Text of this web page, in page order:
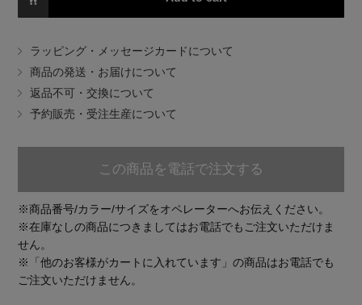
チャーム・ストラップ
EDITOR'S CLOSET
メルマガ PICKUP
PERSONAL COLOR
エディター厳選ギフト
ラッピング・メッセージカードについて
商品の発送・お届けについて
返品不可・交換について
予約販売・受注生産について
この商品を電話で注文する
※商品番号/カラー/サイズをオペレーターへお伝えください。
※在庫なしの商品につきましてはお電話でもご注文いただけま
せん。
※「他のお客様がカートに入れています」の商品はお電話でも
ご注文いただけません。